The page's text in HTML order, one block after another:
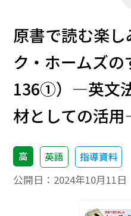
原書で読む楽し
ク・ホームズ
136①）―英文
材としての活
高 英語 指導資料
公開日： 2024年10月11日